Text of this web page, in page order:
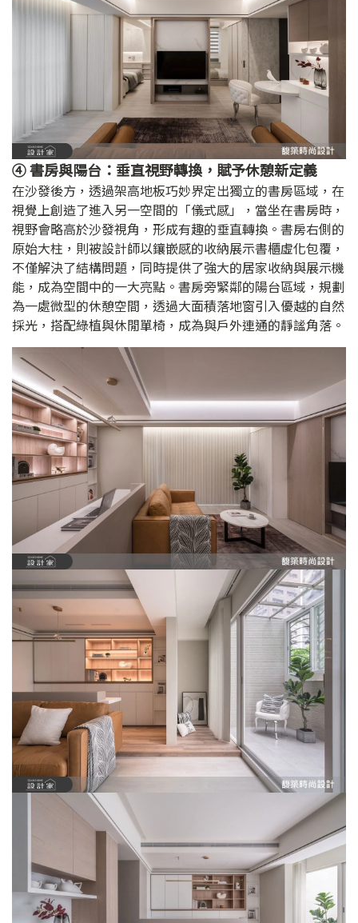
④ 書房與陽台：垂直視野轉換，賦予休憩新定義
在沙發後方，透過架高地板巧妙界定出獨立的書房區域，在
視覺上創造了進入另一空間的「儀式感」，當坐在書房時，
視野會略高於沙發視角，形成有趣的垂直轉換。書房右側的
原始大柱，則被設計師以鑲嵌感的收納展示書櫃虛化包覆，
不僅解決了結構問題，同時提供了強大的居家收納與展示機
能，成為空間中的一大亮點。書房旁緊鄰的陽台區域，規劃
為一處微型的休憩空間，透過大面積落地窗引入優越的自然
採光，搭配綠植與休閒單椅，成為與戶外連通的靜謐角落。